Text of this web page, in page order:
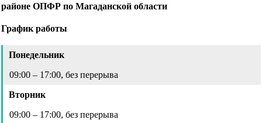
районе ОПФР по Магаданской области
График работы
Понедельник
09:00 – 17:00, без перерыва
Вторник
09:00 – 17:00, без перерыва